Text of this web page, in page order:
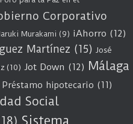
Corporativo
Murakami (9) iAhorro (12)
Martínez (15) José
(10) Jot Down (12) Málaga
Préstamo hipotecario (11)
Social
Sistema